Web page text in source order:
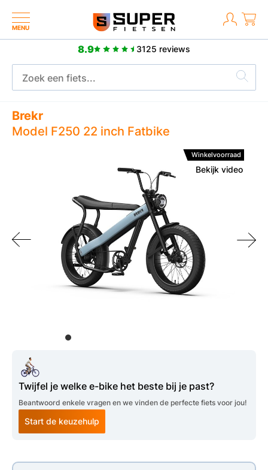
MENU
8.9 3125 reviews
Meer dan 2500
Brekr
Model F250 22 inch Fatbike
Bekijk video
Winkelvoorraad
Twijfel je welke e-bike het beste bij je past?
Beantwoord enkele vragen en we vinden de perfecte fiets voor jou!
Start de keuzehulp